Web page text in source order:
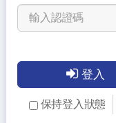
登入
保持登入狀態